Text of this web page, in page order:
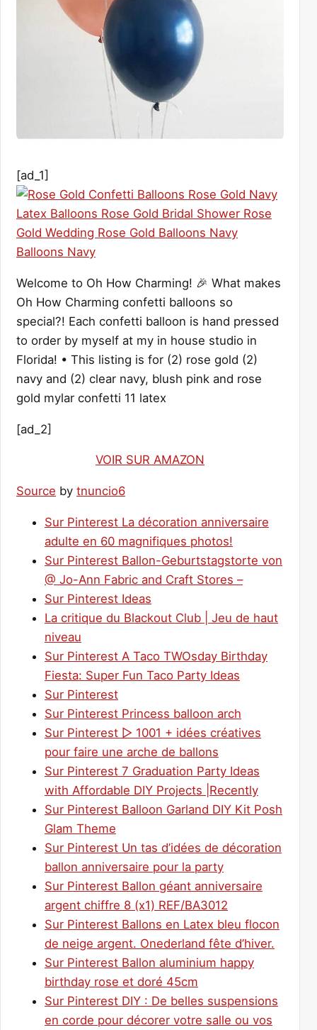
[ad_1]
Welcome to Oh How Charming! 🎉 What makes
Oh How Charming confetti balloons so
special?! Each confetti balloon is hand pressed
to order by myself at my in house studio in
Florida! • This listing is for (2) rose gold (2)
navy and (2) clear navy, blush pink and rose
gold mylar confetti 11 latex
[ad_2]
VOIR SUR AMAZON
Source by tnuncio6
Sur Pinterest La décoration anniversaire
adulte en 60 magnifiques photos!
Sur Pinterest Ballon-Geburtstagstorte von
@ Jo-Ann Fabric and Craft Stores –
Sur Pinterest Ideas
La critique du Blackout Club | Jeu de haut
niveau
Sur Pinterest A Taco TWOsday Birthday
Fiesta: Super Fun Taco Party Ideas
Sur Pinterest
Sur Pinterest Princess balloon arch
Sur Pinterest ▷ 1001 + idées créatives
pour faire une arche de ballons
Sur Pinterest 7 Graduation Party Ideas
with Affordable DIY Projects |Recently
Sur Pinterest Balloon Garland DIY Kit Posh
Glam Theme
Sur Pinterest Un tas d’idées de décoration
ballon anniversaire pour la party
Sur Pinterest Ballon géant anniversaire
argent chiffre 8 (x1) REF/BA3012
Sur Pinterest Ballons en Latex bleu flocon
de neige argent. Onederland fête d’hiver.
Sur Pinterest Ballon aluminium happy
birthday rose et doré 45cm
Sur Pinterest DIY : De belles suspensions
en corde pour décorer votre salle ou vos